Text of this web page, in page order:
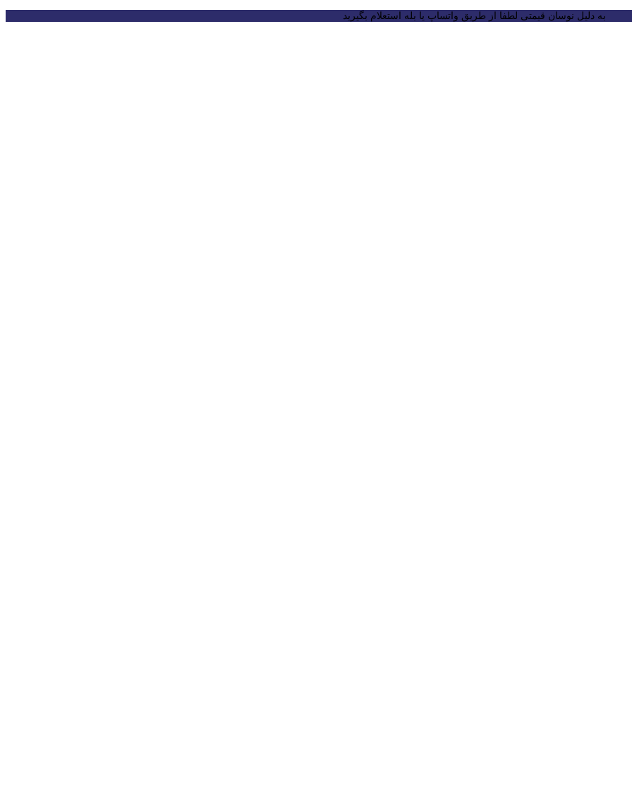
به دلیل نوسان قیمتی لطفا از طریق واتساپ یا بله استعلام بگیرید